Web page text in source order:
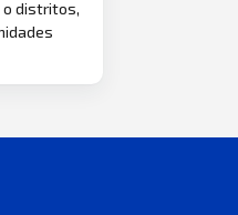
o distritos,